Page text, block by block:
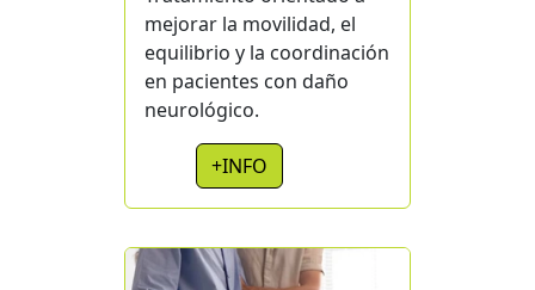
mejorar la movilidad, el
equilibrio y la coordinación
en pacientes con daño
neurológico.
+INFO